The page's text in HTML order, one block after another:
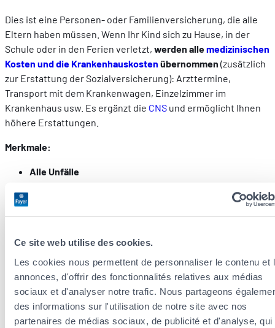
Ce site web utilise des cookies.
Les cookies nous permettent de personnaliser le contenu et
annonces, d'offrir des fonctionnalités relatives aux médias
sociaux et d'analyser notre trafic. Nous partageons
des informations sur l'utilisation de notre site avec nos
partenaires de médias sociaux, de publicité et d'analyse, qui
Dies ist eine Personen- oder Familienversicherung, die alle
Eltern haben müssen. Wenn Ihr Kind sich zu Hause, in der
Schule oder in den Ferien verletzt, werden allemedizinischen
Kosten und die Krankenhauskosten übernommen (zusätzlich
zur Erstattung der Sozialversicherung): Arzttermine,
Transport mit dem Krankenwagen, Einzelzimmer im
Krankenhaus usw. Es ergänzt die CNS und ermöglicht Ihnen
höhere Erstattungen.
Merkmale:
Alle Unfälle
Unfallversicherung
Diese Versicherung beruht auf denselben Grundsätzen wie
die bereits beschriebene Gruppenunfallversicherung, außer
dass sie für das Kind oder die ganze Familie gilt, bei fast allen
Umständen (einige Risikosportarten sind ausgeschlossen).